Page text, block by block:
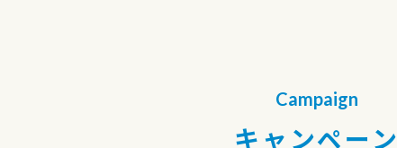
Campaign
キャンペーン